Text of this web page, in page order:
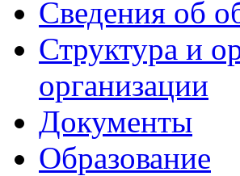
Сведения об
Структура и
организации
Документы
Образование